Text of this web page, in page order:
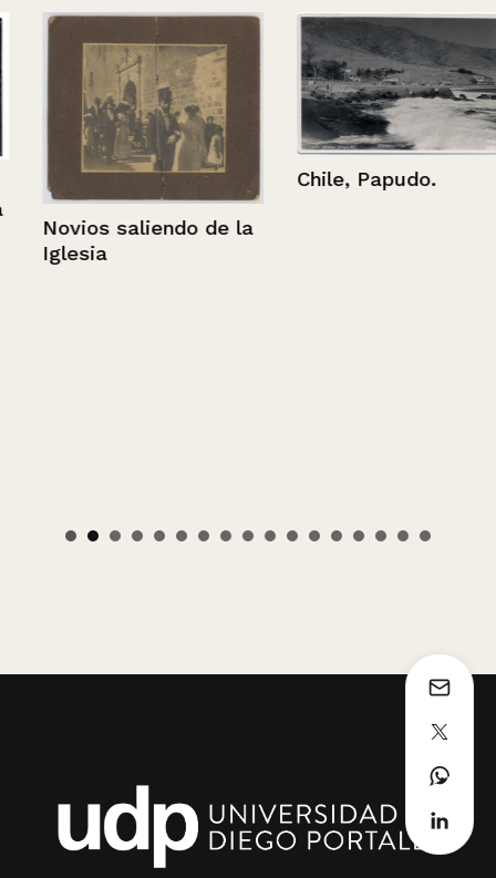
Novios saliendo de la
Iglesia
Chile, Papudo.